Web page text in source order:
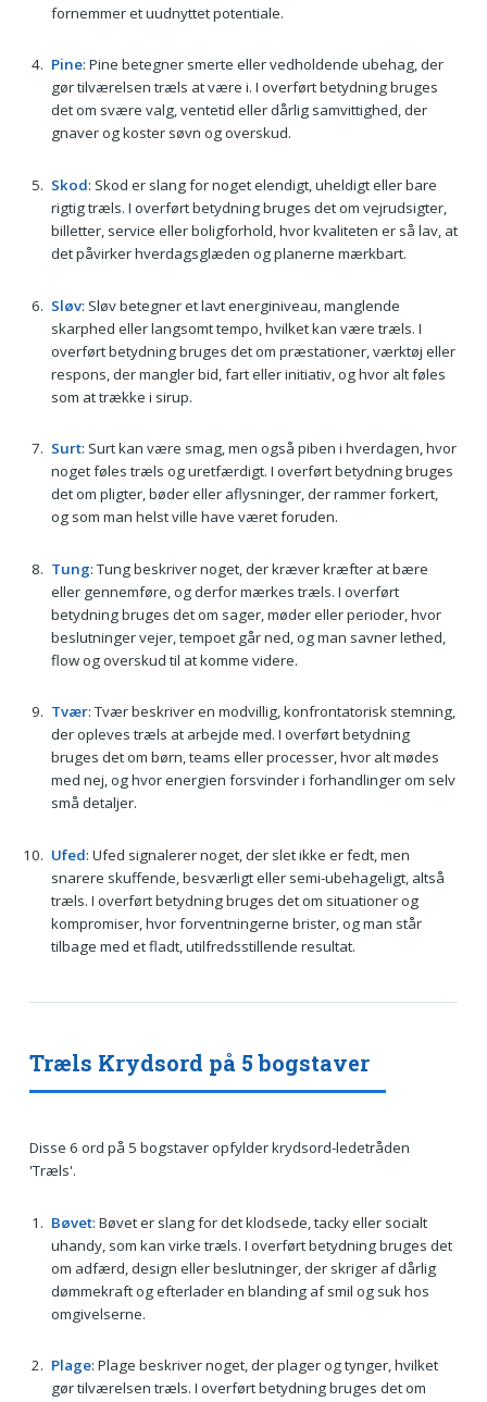
fornemmer et uudnyttet potentiale.
Pine: Pine betegner smerte eller vedholdende ubehag, der
gør tilværelsen træls at være i. I overført betydning bruges
det om svære valg, ventetid eller dårlig samvittighed, der
gnaver og koster søvn og overskud.
Skod: Skod er slang for noget elendigt, uheldigt eller bare
rigtig træls. I overført betydning bruges det om vejrudsigter,
billetter, service eller boligforhold, hvor kvaliteten er så lav, at
det påvirker hverdagsglæden og planerne mærkbart.
Sløv: Sløv betegner et lavt energiniveau, manglende
skarphed eller langsomt tempo, hvilket kan være træls. I
overført betydning bruges det om præstationer, værktøj eller
respons, der mangler bid, fart eller initiativ, og hvor alt føles
som at trække i sirup.
Surt: Surt kan være smag, men også piben i hverdagen, hvor
noget føles træls og uretfærdigt. I overført betydning bruges
det om pligter, bøder eller aflysninger, der rammer forkert,
og som man helst ville have været foruden.
Tung: Tung beskriver noget, der kræver kræfter at bære
eller gennemføre, og derfor mærkes træls. I overført
betydning bruges det om sager, møder eller perioder, hvor
beslutninger vejer, tempoet går ned, og man savner lethed,
flow og overskud til at komme videre.
Tvær: Tvær beskriver en modvillig, konfrontatorisk stemning,
der opleves træls at arbejde med. I overført betydning
bruges det om børn, teams eller processer, hvor alt mødes
med nej, og hvor energien forsvinder i forhandlinger om selv
små detaljer.
Ufed: Ufed signalerer noget, der slet ikke er fedt, men
snarere skuffende, besværligt eller semi-ubehageligt, altså
træls. I overført betydning bruges det om situationer og
kompromiser, hvor forventningerne brister, og man står
tilbage med et fladt, utilfredsstillende resultat.
Træls Krydsord på 5 bogstaver
Disse 6 ord på 5 bogstaver opfylder krydsord-ledetråden
'Træls'.
Bøvet: Bøvet er slang for det klodsede, tacky eller socialt
uhandy, som kan virke træls. I overført betydning bruges det
om adfærd, design eller beslutninger, der skriger af dårlig
dømmekraft og efterlader en blanding af smil og suk hos
omgivelserne.
Plage: Plage beskriver noget, der plager og tynger, hvilket
gør tilværelsen træls. I overført betydning bruges det om